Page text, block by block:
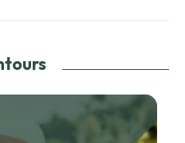
(minimum 2 personnes)